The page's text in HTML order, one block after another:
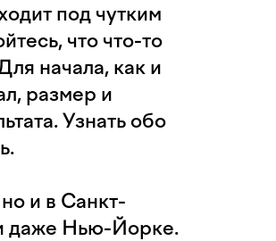
под чутким
что что-то
начала, как и
размер и
Узнать обо
и в Санкт-
даже Нью-Йорке.